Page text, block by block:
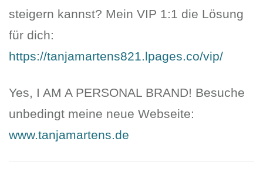
steigern kannst? Mein VIP 1:1 die Lösung
für dich:
https://tanjamartens821.lpages.co/vip/
Yes, I AM A PERSONAL BRAND! Besuche
unbedingt meine neue Webseite:
www.tanjamartens.de